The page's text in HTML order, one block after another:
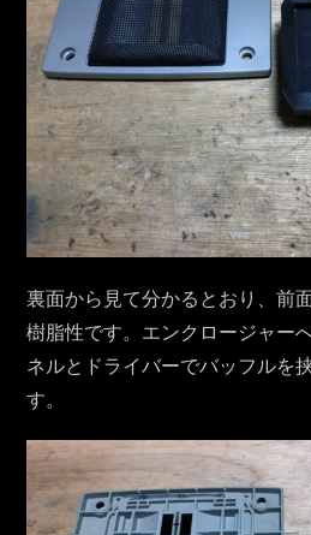
裏面から見て分かるとおり、前
樹脂性です。エンクロージャー
ネルとドライバーでバッフルを
す。